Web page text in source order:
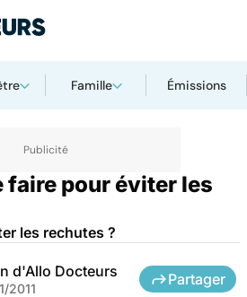
Famille Émissions
cardiaques
faire pour éviter les
les rechutes ?
d'Allo Docteurs
2011
Partager